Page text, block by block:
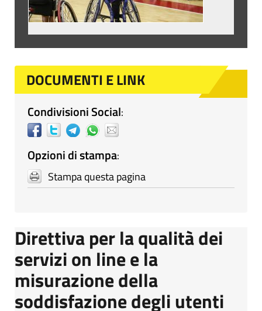
DOCUMENTI E LINK
Condivisioni Social:
Opzioni di stampa:
Stampa questa pagina
Direttiva per la qualità dei
servizi on line e la
misurazione della
soddisfazione degli utenti